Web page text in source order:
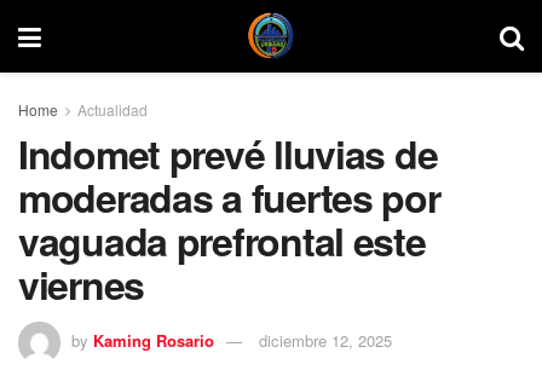
Home Actualidad
Indomet prevé lluvias de
moderadas a fuertes por
vaguada prefrontal este
viernes
by Kaming Rosario diciembre 12, 2025